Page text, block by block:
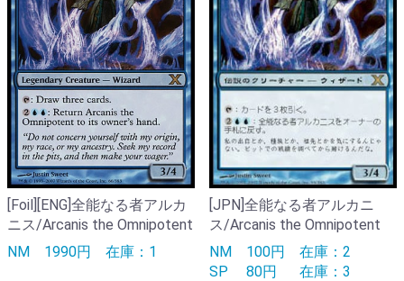
[Foil][ENG]全能なる者アルカ
ニス/Arcanis the Omnipotent
NM 1990円 在庫：1
[JPN]全能なる者アルカニ
ス/Arcanis the Omnipotent
NM 100円 在庫：2
SP
80円 在庫：3